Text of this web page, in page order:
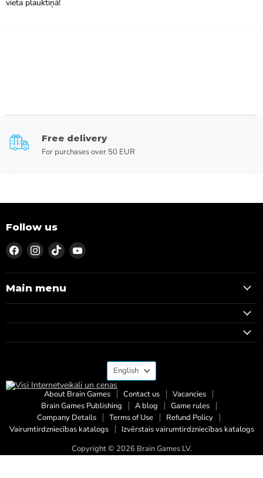
vieta plauktiņā!
Free delivery
For purchases over 50 EUR
Follow us
Find
us
on
Facebook
Find
us
on
Instagram
Find
us
on
TikTok
Find
on
Main menu
Language
English
About Brain Games Contact us
Vacancies
Brain Games Publishing
A blog
Game rules
Company Details
Terms of Use
Refund Policy
Vairumtirdzniecības katalogs
Izvērstais vairumtirdzniecības katalogs
Copyright © 2026 Brain Games LV.